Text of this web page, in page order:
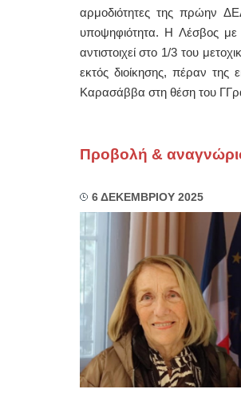
αρμοδιότητες της πρώην
υποψηφιότητα. Η Λέσβος
αντιστοιχεί στο 1/3 του
εκτός διοίκησης, πέραν
Καρασάββα στη θέση του
Προβολή &
6 ΔΕΚΕΜΒΡΙΟΥ 2025